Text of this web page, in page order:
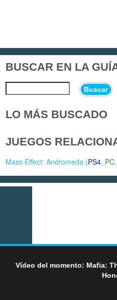
BUSCAR EN LA
Buscar
LO MÁS BUSCADO
JUEGOS
Mass Effect: Andromeda (PS4, PC
Vídeo del momento: Mafia: